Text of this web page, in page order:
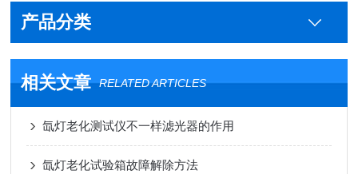
产品分类
相关文章 RELATED ARTICLES
氙灯老化测试仪不一样滤光器的作用
氙灯老化试验箱故障解除方法